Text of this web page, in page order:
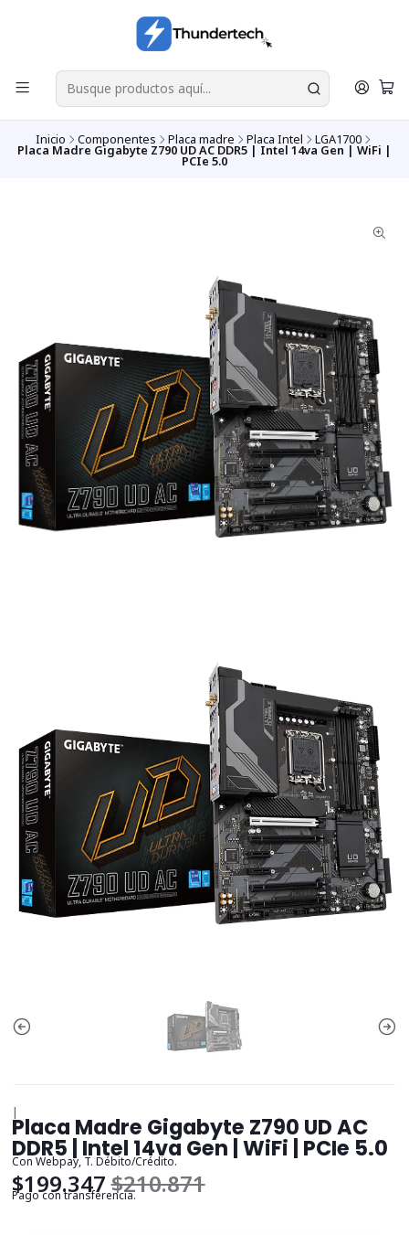
Inicio Componentes Placa madre Placa Intel LGA1700
Placa Madre Gigabyte Z790 UD AC DDR5 | Intel 14va Gen | WiFi |
PCIe 5.0
|
Placa Madre Gigabyte Z790 UD AC
DDR5 | Intel 14va Gen | WiFi | PCIe 5.0
Con Webpay, T. Débito/Crédito.
$199.347$210.871
Pago con transferencia.